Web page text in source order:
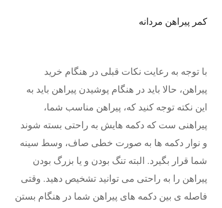
کمر پیراهن مردانه
با توجه به رعایت نکات قبلی در هنگام خرید
پیراهن، حالا باید در هنگام پوشیدن پیراهن باید به
این نکته توجه کنید که، پیراهن مناسب شما،
پیراهنی ست که دکمه هایش به راحتی بسته شوند
و نوار دکمه ها به صورت خطی صاف، وسط سینه
شما قرار بگیرد. البته تنگ بودن و یا بزرگ بودن
پیراهن را به راحتی می توانید تشخیص دهید. وقتی
فاصله ی بین دکمه های پیراهن شما در هنگام بستن